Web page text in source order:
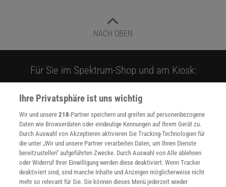
NACH OBEN
Für Sie im Spektrum-Shop und am Kiosk:
WEITERE NEUERSCHEINUNGEN SPEKTRUM SHOP
Ihre Privatsphäre ist uns wichtig
Wir und unsere218-Partner speichern und greifen auf personenbezogene
Daten wie Browserdaten oder eindeutige Kennungen auf Ihrem Gerät zu.
Durch Auswahl von Akzeptieren aktivieren Sie Tracking-Technologien für
die unter „Wir und unsere Partner verarbeiten Daten, um Ihnen Dienste
bereitzustellen“ aufgeführten Zwecke. Durch Auswahl von Alle ablehnen
oder Widerruf Ihrer Einwilligung werden diese deaktiviert. Wenn Tracker
deaktiviert sind, sind manche Inhalte und Anzeigen möglicherweise nicht
mehr so relevant für Sie. Sie können dieses Menü jederzeit wieder